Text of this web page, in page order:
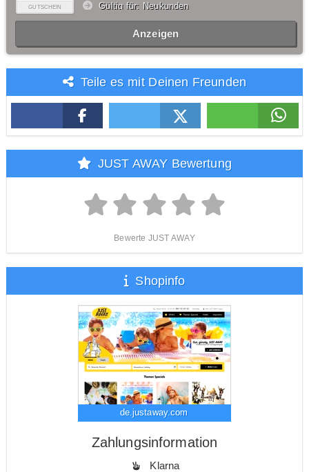
GUTSCHEIN
Gültig für: Neukunden
Anzeigen
Teile es mit Deinen Freunden
JUST AWAY Bewertung
Bewerte JUST AWAY
Shopinfo
de.justaway.com
Zahlungsinformation
Klarna